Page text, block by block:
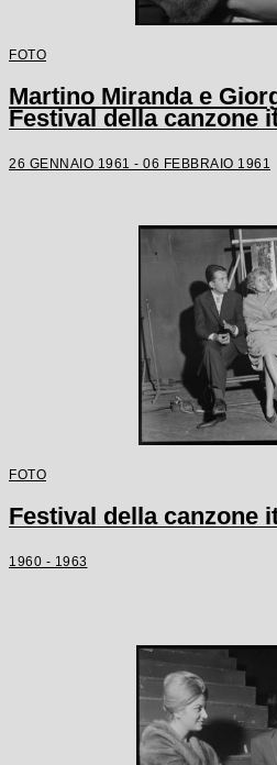
FOTO
Martino Miranda e
Festival della canzone
26 GENNAIO 1961 - 06 FEBBRAIO 1961
FOTO
Festival della canzone
1960 - 1963